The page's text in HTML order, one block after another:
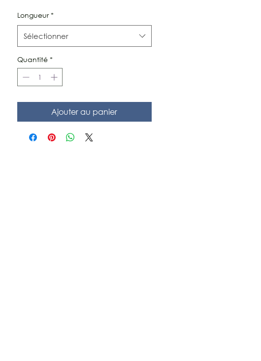
Longueur *
Sélectionner
Quantité *
Ajouter au panier